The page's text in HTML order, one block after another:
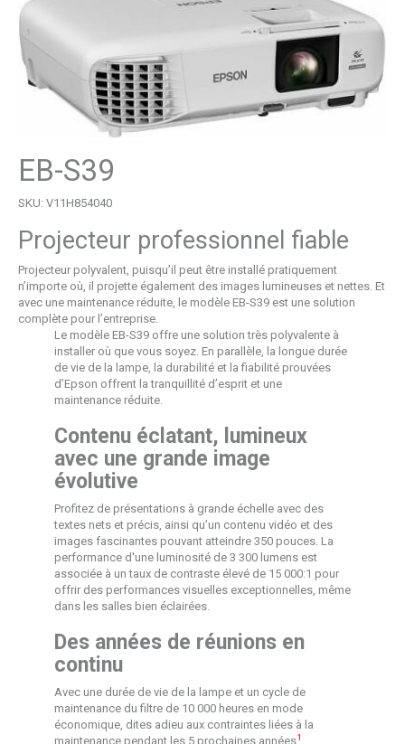
EB-S39
SKU: V11H854040
Projecteur professionnel fiable
Projecteur polyvalent, puisqu’il peut être installé pratiquement
n’importe où, il projette également des images lumineuses et nettes. Et
avec une maintenance réduite, le modèle EB-S39 est une solution
complète pour l’entreprise.
Le modèle EB-S39 offre une solution très polyvalente à
installer où que vous soyez. En parallèle, la longue durée
de vie de la lampe, la durabilité et la fiabilité prouvées
d’Epson offrent la tranquillité d’esprit et une
maintenance réduite.
Contenu éclatant, lumineux
avec une grande image
évolutive
Profitez de présentations à grande échelle avec des
textes nets et précis, ainsi qu’un contenu vidéo et des
images fascinantes pouvant atteindre 350 pouces. La
performance d'une luminosité de 3 300 lumens est
associée à un taux de contraste élevé de 15 000:1 pour
offrir des performances visuelles exceptionnelles, même
dans les salles bien éclairées.
Des années de réunions en
continu
Avec une durée de vie de la lampe et un cycle de
maintenance du filtre de 10 000 heures en mode
économique, dites adieu aux contraintes liées à la
maintenance pendant les 5 prochaines années1